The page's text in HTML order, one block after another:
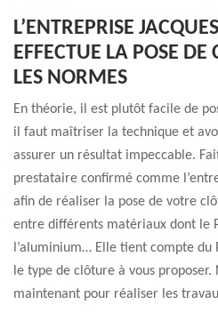
L’ENTREPRISE
EFFECTUE LA POSE
LES NORMES
En théorie, il est plutôt facile de
il faut maîtriser la technique et
assurer un résultat impeccable.
prestataire confirmé comme
afin de réaliser la pose de votre
entre différents matériaux dont le
l’aluminium… Elle tient compte du
le type de clôture à vous proposer.
maintenant pour réaliser les